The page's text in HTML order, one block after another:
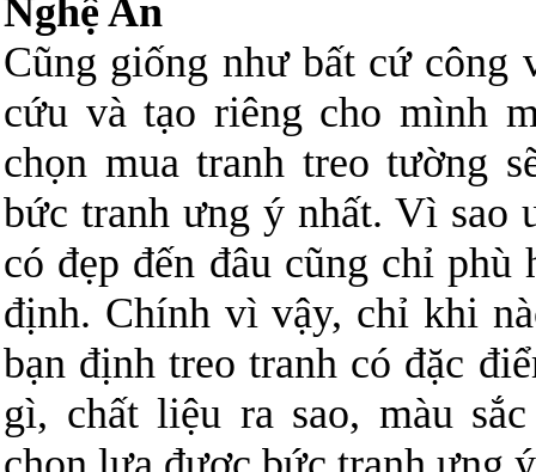
Nghệ An
Cũng giống như bất cứ công
cứu và tạo riêng cho mình
chọn mua tranh treo tường
bức tranh ưng ý nhất. Vì sao
có đẹp đến đâu cũng chỉ
định. Chính vì vậy, chỉ khi
bạn định treo tranh có đặc
gì, chất liệu ra sao, màu